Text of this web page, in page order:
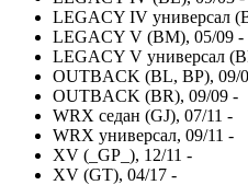
LEGACY IV универсал
LEGACY V (BM), 05/09 -
LEGACY V универсал
OUTBACK (BL, BP), 09/
OUTBACK (BR), 09/09 -
WRX седан (GJ), 07/11 -
WRX универсал, 09/11 -
XV (_GP_), 12/11 -
XV (GT), 04/17 -